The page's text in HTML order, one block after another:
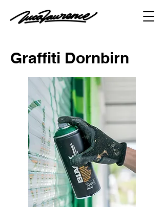
Graffiti Dornbirn